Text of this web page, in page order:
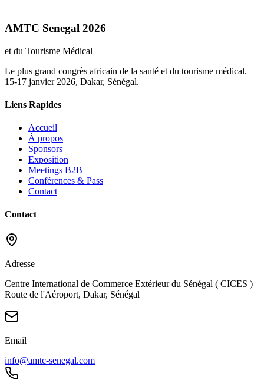
AMTC Senegal 2026
et du Tourisme Médical
Le plus grand congrès africain de la santé et du tourisme médical.
15-17 janvier 2026, Dakar, Sénégal.
Liens Rapides
Accueil
À propos
Sponsors
Exposition
Meetings B2B
Conférences & Pass
Contact
Contact
Adresse
Centre International de Commerce Extérieur du Sénégal ( CICES )
Route de l'Aéroport, Dakar, Sénégal
Email
info@amtc-senegal.com